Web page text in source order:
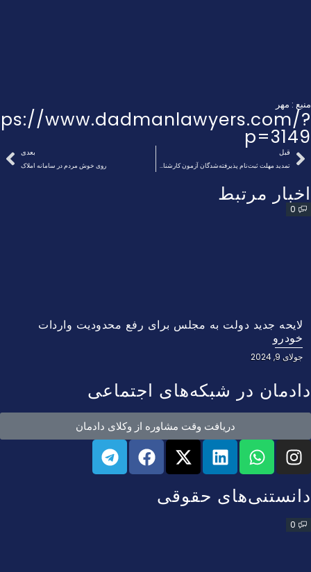
منبع : مهر
www.dadmanlawyers.com/?
p=3149
قبل
تمدید مهلت ثبت‌نام پذیرفته‌شدگان آزمون کارشناسان رسمی ۱۴۰۳
بعدی
روی خوش مردم در سامانه املاک
اخبار مرتبط
0
لایحه جدید دولت به مجلس برای رفع محدودیت واردات
خودرو
جولای 9, 2024
دادمان در شبکه‌های اجتماعی
دریافت وقت مشاوره از وکلای دادمان
دانستنی‌های حقوقی
0